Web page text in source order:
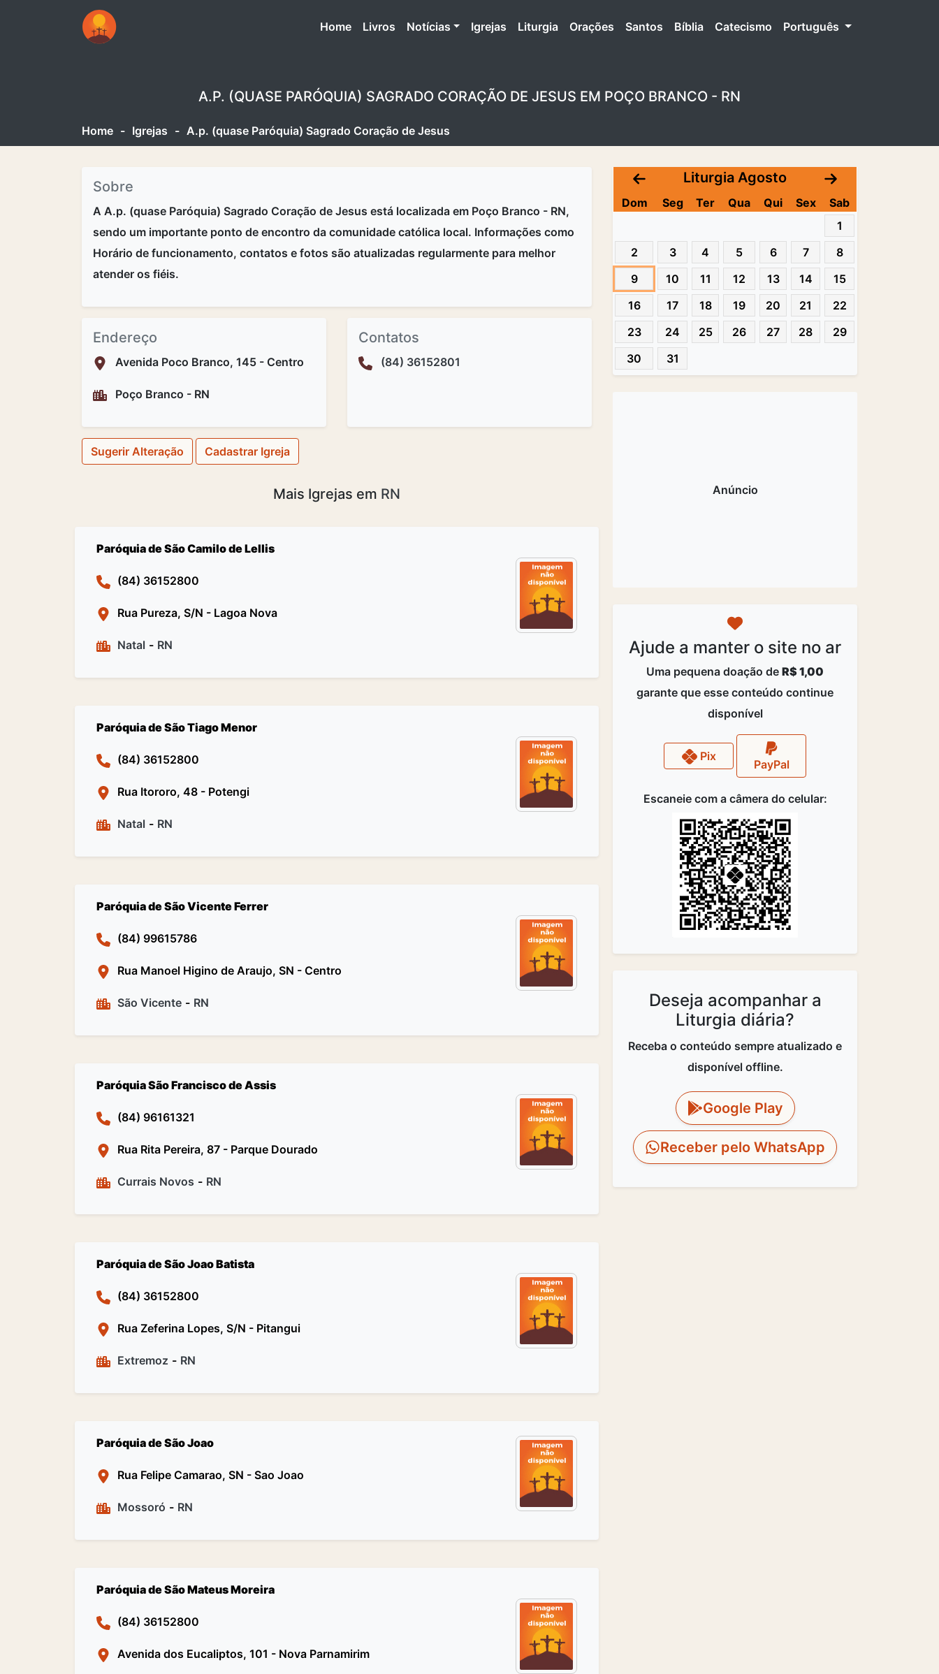
Home(atual)
Livros Notícias Igrejas Liturgia Orações Santos Bíblia Catecismo Português
A.P. (QUASE PARÓQUIA) SAGRADO CORAÇÃO DE JESUS EM POÇO BRANCO - RN
Home - Igrejas - A.p. (quase Paróquia) Sagrado Coração de Jesus
Sobre
A A.p. (quase Paróquia) Sagrado Coração de Jesus está localizada em Poço Branco - RN,
sendo um importante ponto de encontro da comunidade católica local. Informações como
Horário de funcionamento, contatos e fotos são atualizadas regularmente para melhor
atender os fiéis.
Endereço
Avenida Poco Branco, 145 - Centro
Poço Branco - RN
Contatos
(84) 36152801
Sugerir Alteração Cadastrar Igreja
Mais Igrejas em RN
Paróquia de São Camilo de Lellis
(84) 36152800
Rua Pureza, S/N - Lagoa Nova
Natal - RN
Paróquia de São Tiago Menor
(84) 36152800
Rua Itororo, 48 - Potengi
Natal - RN
Paróquia de São Vicente Ferrer
(84) 99615786
Rua Manoel Higino de Araujo, SN - Centro
São Vicente - RN
Paróquia São Francisco de Assis
(84) 96161321
Rua Rita Pereira, 87 - Parque Dourado
Currais Novos - RN
Paróquia de São Joao Batista
(84) 36152800
Rua Zeferina Lopes, S/N - Pitangui
Extremoz - RN
Paróquia de São Joao
Rua Felipe Camarao, SN - Sao Joao
Mossoró - RN
Paróquia de São Mateus Moreira
(84) 36152800
Avenida dos Eucaliptos, 101 - Nova Parnamirim
Liturgia Agosto
Dom Seg Ter Qua Qui Sex
Sab
1
2
3 4 5 6 7
8
9
10 11 12 13 14
15
16
17 18 19 20 21
22
23
24 25 26 27 28
29
30
31
Ajude a manter o site no ar
Uma pequena doação de R$ 1,00
garante que esse conteúdo continue
disponível
Pix
PayPal
Escaneie com a câmera do celular:
Deseja acompanhar a
Liturgia diária?
Receba o conteúdo sempre atualizado e
disponível offline.
Google Play
Receber pelo WhatsApp